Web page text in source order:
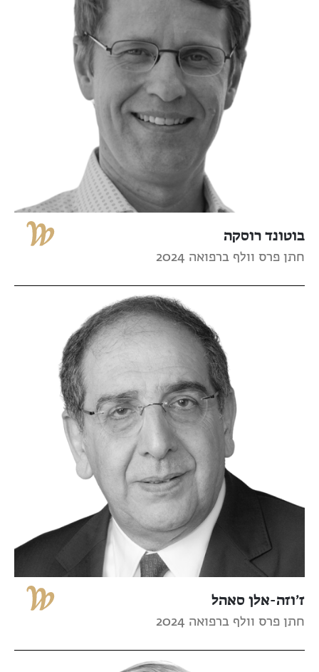
בוטונד רוסקה
חתן פרס וולף ברפואה 2024
ז’וזה-אלן סאהל
חתן פרס וולף ברפואה 2024